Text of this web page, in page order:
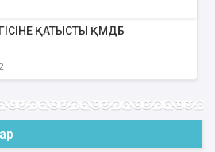
ҚАТЫСТЫ ҚМДБ